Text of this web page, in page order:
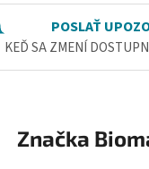
POSLAŤ
KEĎ SA ZMENÍ
Značka